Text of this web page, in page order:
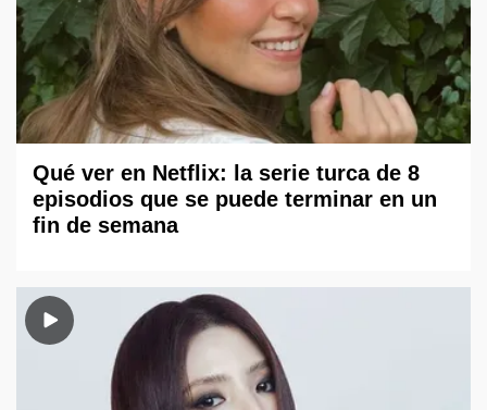
Qué ver en Netflix: la serie turca de 8
episodios que se puede terminar en un
fin de semana